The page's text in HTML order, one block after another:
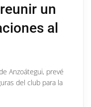
un
al
Anzoátegui, prevé
del club para la